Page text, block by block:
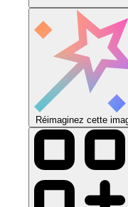
Réimaginez cette